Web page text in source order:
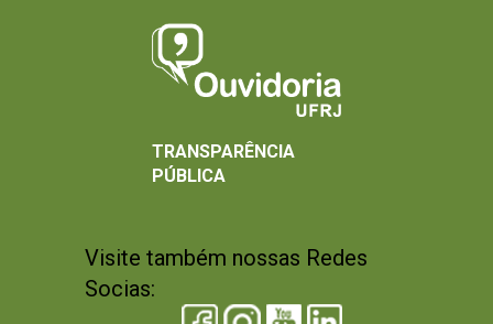
Visite também nossas Redes
Socias:
TRANSPARÊNCIA
PÚBLICA